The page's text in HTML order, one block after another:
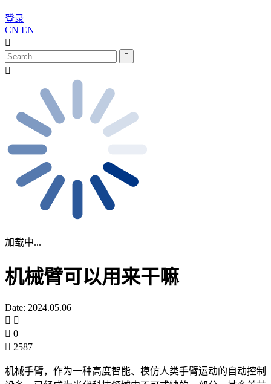
登录
CN EN
加载中...
机械臂可以用来干嘛
Date: 2024.05.06
0
2587
机械手臂，作为一种高度智能、模仿人类手臂运动的自动控制